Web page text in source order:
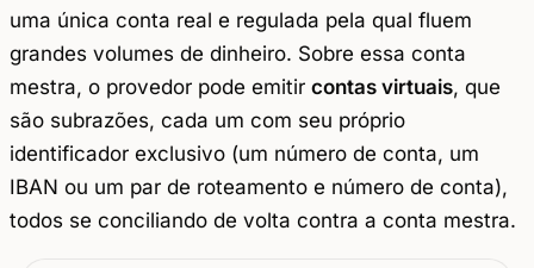
uma única conta real e regulada pela qual fluem
grandes volumes de dinheiro. Sobre essa conta
mestra, o provedor pode emitir contas virtuais, que
são subrazões, cada um com seu próprio
identificador exclusivo (um número de conta, um
IBAN ou um par de roteamento e número de conta),
todos se conciliando de volta contra a conta mestra.